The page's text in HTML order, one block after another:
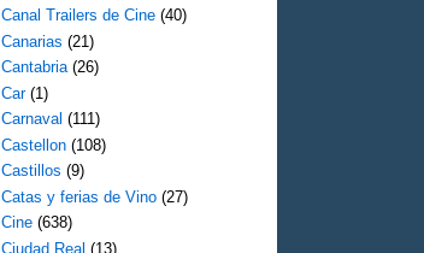
Canal Trailers de Cine (40)
Canarias (21)
Cantabria (26)
Car (1)
Carnaval (111)
Castellon (108)
Castillos (9)
Catas y ferias de Vino (27)
Cine (638)
Ciudad Real (13)